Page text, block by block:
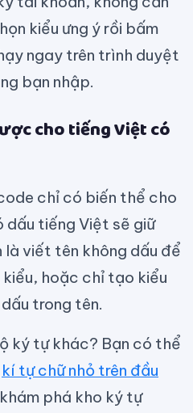
kiểu ưng ý rồi bấm
ngay trên trình duyệt
bạn nhập.
cho tiếng Việt có
chỉ có biến thể cho
dấu tiếng Việt sẽ giữ
là viết tên không dấu để
hoặc chỉ tạo kiểu
trong tên.
ký tự khác? Bạn có thể
kí tự chữ nhỏ trên đầu
phá kho ký tự